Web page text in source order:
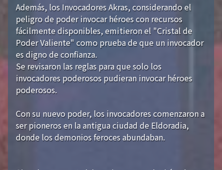
Además, los Invocadores Akras, considerando el
peligro de poder invocar héroes con recursos
fácilmente disponibles, emitieron el "Cristal de
Poder Valiente" como prueba de que un invocador
es digno de confianza.
Se revisaron las reglas para que solo los
invocadores poderosos pudieran invocar héroes
poderosos.
Con su nuevo poder, los invocadores comenzaron a
ser pioneros en la antigua ciudad de Eldoradia,
donde los demonios feroces abundaban.